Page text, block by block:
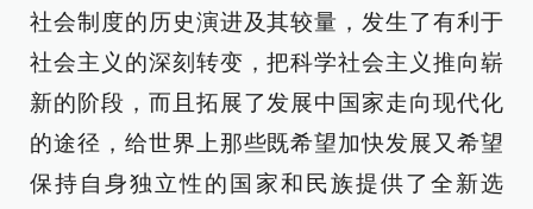
社会制度的历史演进及其较量，发生了有利于
社会主义的深刻转变，把科学社会主义推向崭
新的阶段，而且拓展了发展中国家走向现代化
的途径，给世界上那些既希望加快发展又希望
保持自身独立性的国家和民族提供了全新选